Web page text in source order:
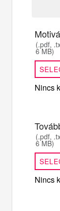
(.pdf,
6 MB)
Nincs
(.pdf,
6 MB)
Nincs